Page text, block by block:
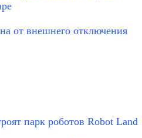
от внешнего отключения
парк роботов Robot Land